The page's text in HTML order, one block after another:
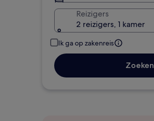
Reizigers
2 reizigers, 1 kamer
Ik ga op zakenreis
Zoeken